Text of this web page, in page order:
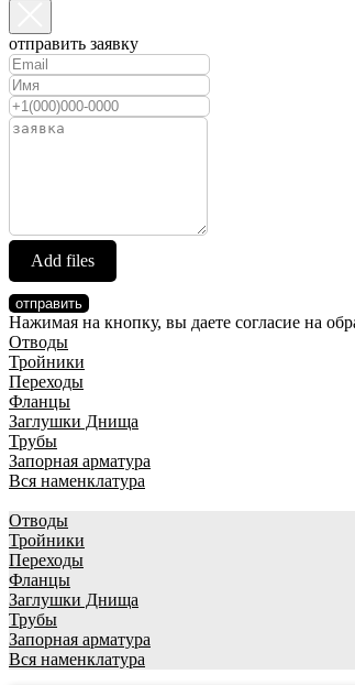
отправить заявку
Add files
отправить
Нажимая на кнопку, вы даете согласие на
Отводы
Тройники
Переходы
Фланцы
Заглушки Днища
Трубы
Запорная арматура
Вся наменклатура
Отводы
Тройники
Переходы
Фланцы
Заглушки Днища
Трубы
Запорная арматура
Вся наменклатура